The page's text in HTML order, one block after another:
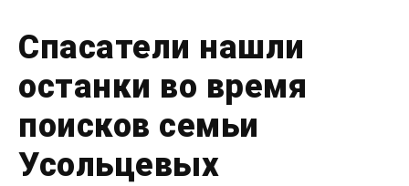
Спасатели нашли
останки во время
поисков семьи
Усольцевых